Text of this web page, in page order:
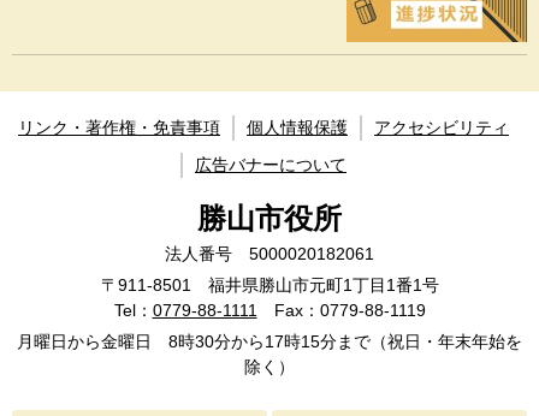
リンク・著作権・免責事項 個人情報保護
アクセシビリティ
広告バナーについて
勝山市役所
法人番号 5000020182061
〒911-8501 福井県勝山市元町1丁目1番1号
Tel： 0779-88-1111
Fax：0779-88-1119
月曜日から金曜日 8時30分から17時15分まで（祝日・年末年始を
除く）